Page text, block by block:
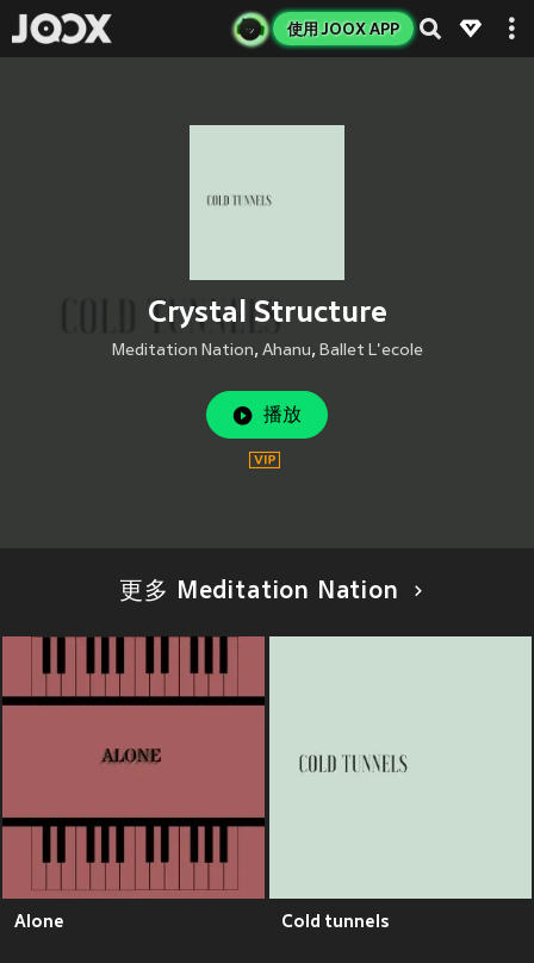
使用 JOOX APP
Crystal Structure
Meditation Nation, Ahanu, Ballet L'ecole
播放
更多 Meditation Nation
Alone Cold tunnels